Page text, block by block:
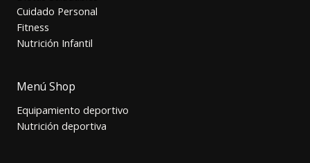
Cuidado Personal
Fitness
Nutrición Infantil
Menú Shop
Equipamiento deportivo
Nutrición deportiva